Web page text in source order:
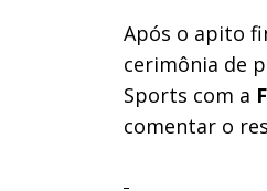
Após o apito
cerimônia de
Sports com a
comentar o